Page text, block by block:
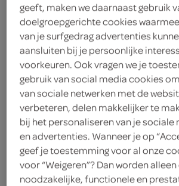
6.59 kies je
Fruittella
487 Gram
7.59 kies je
Fruittella fruity
geeft, maken we daarnaast gebruik
doelgroepgerichte cookies
van je surfgedrag advertenties
aansluiten bij je persoonlijke
voorkeuren. Ook vragen we je
gebruik van social media cookies
van sociale netwerken met de
verbeteren, delen makkelijker te
bij het personaliseren van je sociale
en advertenties. Wanneer je op
geef je toestemming voor al onze
voor “Weigeren”? Dan worden
noodzakelijke, functionele en